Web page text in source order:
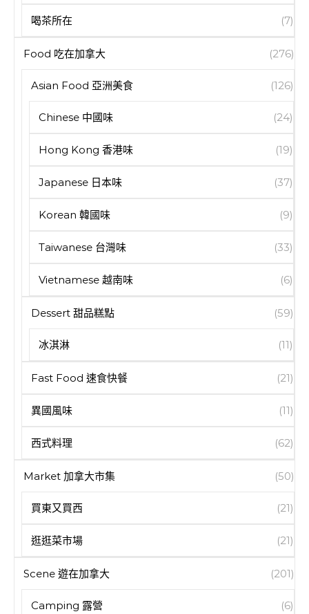
喝茶所在 (7)
Food 吃在加拿大 (276)
Asian Food 亞洲美食 (126)
Chinese 中國味 (24)
Hong Kong 香港味 (19)
Japanese 日本味 (37)
Korean 韓國味 (9)
Taiwanese 台灣味 (33)
Vietnamese 越南味 (6)
Dessert 甜品糕點 (59)
冰淇淋 (11)
Fast Food 速食快餐 (21)
異國風味 (11)
西式料理 (62)
Market 加拿大市集 (50)
買東又買西 (21)
逛逛菜市場 (21)
Scene 遊在加拿大 (201)
Camping 露營 (6)